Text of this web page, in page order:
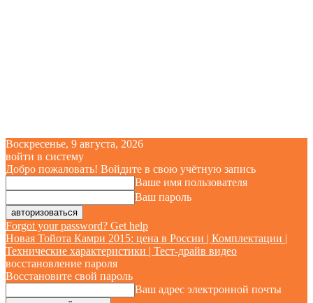
Воскресенье, 9 августа, 2026
войти в систему
Добро пожаловать! Войдите в свою учётную запись
Ваше имя пользователя
Ваш пароль
Forgot your password? Get help
Новая Тойота Камри 2015: цена в России | Комплектации |
Технические характеристики | Тест-драйв видео
восстановление пароля
Восстановите свой пароль
Ваш адрес электронной почты